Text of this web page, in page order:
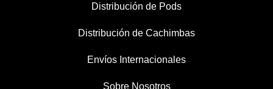
Distribución de Pods
Distribución de Cachimbas
Envíos Internacionales
Sobre Nosotros